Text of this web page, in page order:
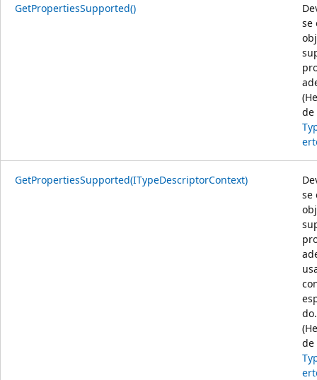
GetPropertiesSupported()
se
de
GetPropertiesSupported(ITypeDescriptorContext)
se
do.
de